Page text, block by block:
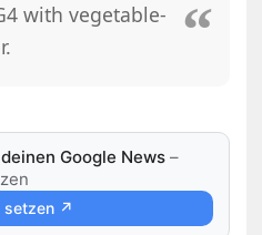
with vegetable-
Google News –
setzen ↗